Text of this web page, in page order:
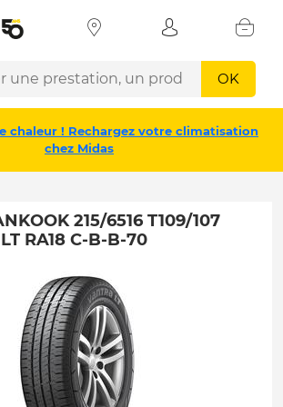
OK
chaleur ! Rechargez votre climatisation
chez Midas
215/6516 T109/107
RA18 C-B-B-70